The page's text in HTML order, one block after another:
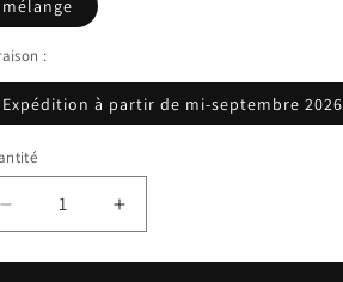
mélange
:
Expédition à partir de mi-septembre 2026
Réduire
la
quantité
Augmenter
la
quantité